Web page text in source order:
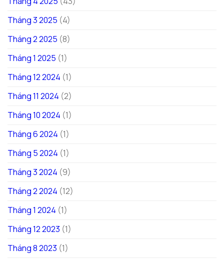
Tháng 3 2025 (4)
Tháng 2 2025 (8)
Tháng 1 2025 (1)
Tháng 12 2024 (1)
Tháng 11 2024 (2)
Tháng 10 2024 (1)
Tháng 6 2024 (1)
Tháng 5 2024 (1)
Tháng 3 2024 (9)
Tháng 2 2024 (12)
Tháng 1 2024 (1)
Tháng 12 2023 (1)
Tháng 8 2023 (1)